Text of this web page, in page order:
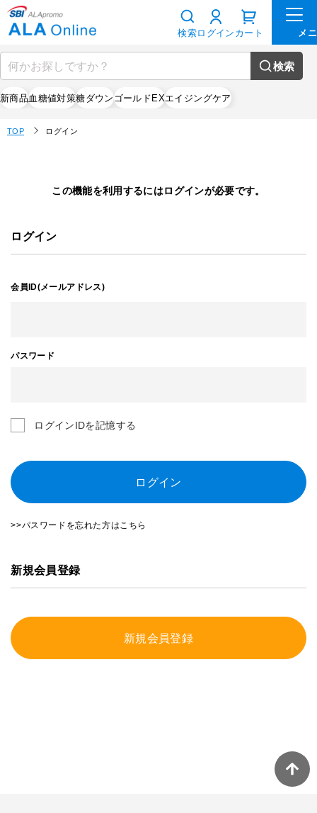
検索
新商品血糖値対策糖ダウンゴールドEXエイジングケア
検索ログイン カート
TOP ログイン
この機能を利用するにはログインが必要です。
ログイン
会員ID(メールアドレス)
パスワード
ログインIDを記憶する
ログイン
>>パスワードを忘れた方はこちら
新規会員登録
新規会員登録